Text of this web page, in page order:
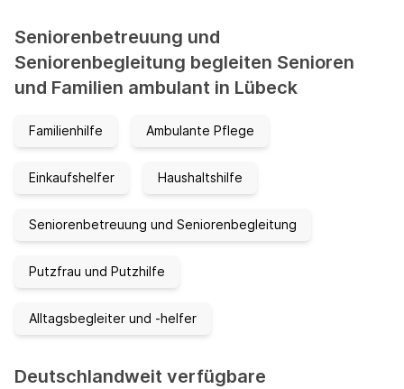
Seniorenbetreuung und
Seniorenbegleitung begleiten Senioren
und Familien ambulant in Lübeck
Familienhilfe Ambulante Pflege
Einkaufshelfer Haushaltshilfe
Seniorenbetreuung und Seniorenbegleitung
Putzfrau und Putzhilfe
Alltagsbegleiter und -helfer
Deutschlandweit verfügbare